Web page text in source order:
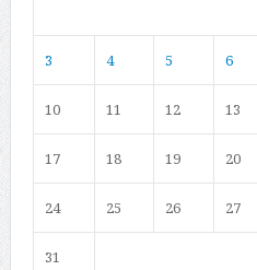
3 4 5 6
10 11 12 13
17 18 19 20
24 25 26 27
31